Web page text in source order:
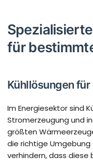
für
Kühllösungen
Im Energiesektor sind
Stromerzeugung und
größten
die richtige
verhindern, dass